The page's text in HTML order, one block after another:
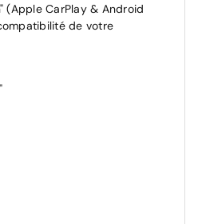
manuel en hauteur
mécanique
l'AR des sièges AV
feux de croisement +
(Apple CarPlay & Android
de votre